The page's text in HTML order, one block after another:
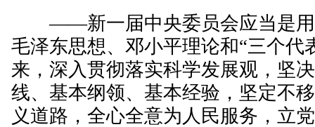
——新一届中央委员会应当是用
毛泽东思想、邓小平理论和“三个代
来，深入贯彻落实科学发展观，坚
线、基本纲领、基本经验，坚定不
义道路，全心全意为人民服务，立